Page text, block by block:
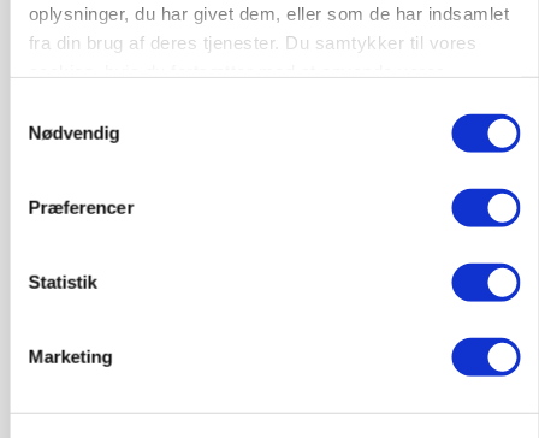
oplysninger, du har givet dem, eller som de har indsamlet
fra din brug af deres tjenester. Du samtykker til vores
Nødvendig
Præferencer
Statistik
Marketing
Medarbejdere til griseproduktion
Kalvepasser til ejendom i udvikling søges